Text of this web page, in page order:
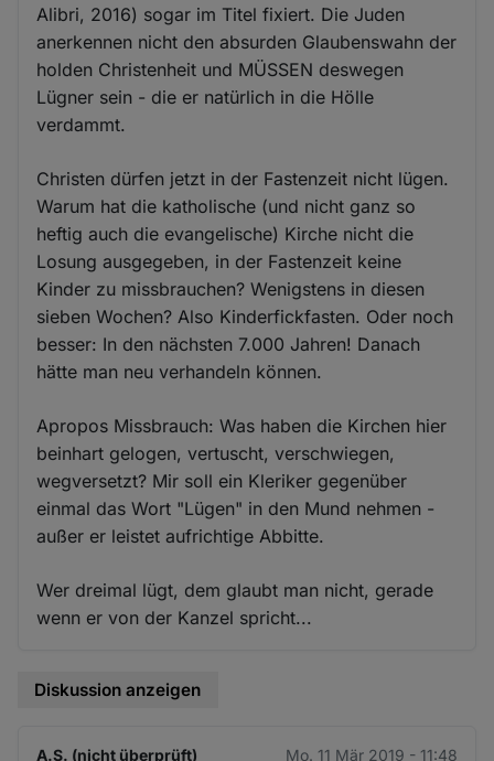
Alibri, 2016) sogar im Titel fixiert. Die Juden
anerkennen nicht den absurden Glaubenswahn der
holden Christenheit und MÜSSEN deswegen
Lügner sein - die er natürlich in die Hölle
verdammt.
Christen dürfen jetzt in der Fastenzeit nicht lügen.
Warum hat die katholische (und nicht ganz so
heftig auch die evangelische) Kirche nicht die
Losung ausgegeben, in der Fastenzeit keine
Kinder zu missbrauchen? Wenigstens in diesen
sieben Wochen? Also Kinderfickfasten. Oder noch
besser: In den nächsten 7.000 Jahren! Danach
hätte man neu verhandeln können.
Apropos Missbrauch: Was haben die Kirchen hier
beinhart gelogen, vertuscht, verschwiegen,
wegversetzt? Mir soll ein Kleriker gegenüber
einmal das Wort "Lügen" in den Mund nehmen -
außer er leistet aufrichtige Abbitte.
Wer dreimal lügt, dem glaubt man nicht, gerade
wenn er von der Kanzel spricht...
Diskussion anzeigen
A.S. (nicht überprüft) Mo. 11 Mär 2019 - 11:48